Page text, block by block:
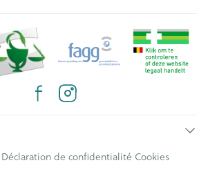
Déclaration de confidentialité Cookies